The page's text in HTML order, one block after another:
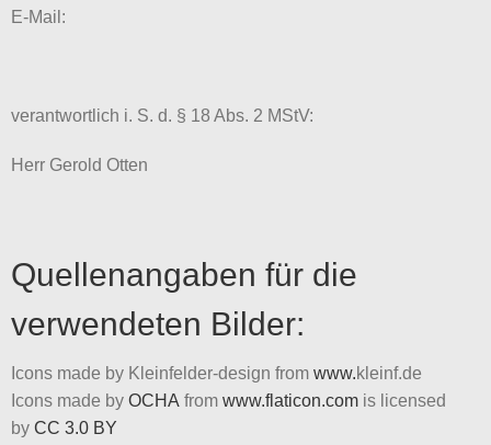
E-Mail:
verantwortlich i. S. d. § 18 Abs. 2 MStV:
Herr Gerold Otten
Quellenangaben für die
verwendeten Bilder:
Icons made by Kleinfelder-design from www.kleinf.de
Icons made by OCHA from www.flaticon.com is licensed
by CC 3.0 BY